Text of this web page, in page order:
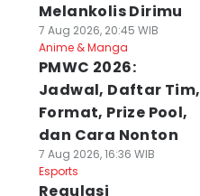
Melankolis Dirimu
7 Aug 2026, 20:45 WIB
Anime & Manga
PMWC 2026:
Jadwal, Daftar Tim,
Format, Prize Pool,
dan Cara Nonton
7 Aug 2026, 16:36 WIB
Esports
Regulasi